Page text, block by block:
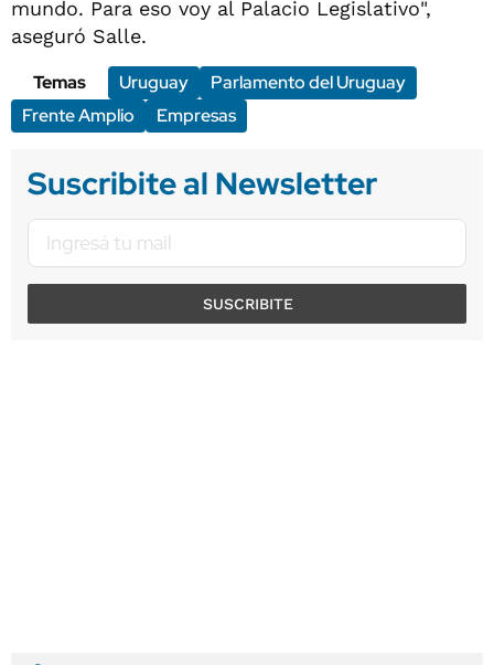
mundo. Para eso voy al Palacio Legislativo",
aseguró Salle.
Temas
Uruguay
Parlamento del Uruguay
Frente Amplio
Empresas
Suscribite al Newsletter
SUSCRIBITE